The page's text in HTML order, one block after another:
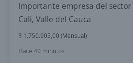
Importante empresa del sector
Cali, Valle del Cauca
$ 1.750.905,00 (Mensual)
Hace 40 minutos